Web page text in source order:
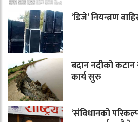
‘डिजे’ नियन्त्रण
बदान नदीको कटान
कार्य सुरु
‘संविधानको